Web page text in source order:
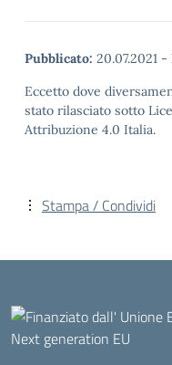
Pubblicato: 20.07.2021 -
Eccetto dove
stato rilasciato sotto
Attribuzione 4.0 Italia.
Stampa / Condividi